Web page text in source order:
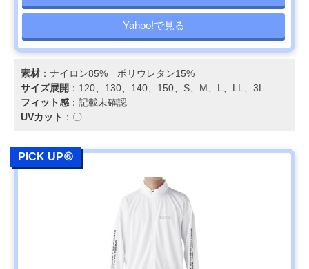
Yahoo!で見る
素材 ：ナイロン85% ポリウレタン15%
サイズ展開 ：120、130、140、150、S、M、L、LL、3L
フィット感 ：記載未確認
UVカット ：〇
PICK UP⑥